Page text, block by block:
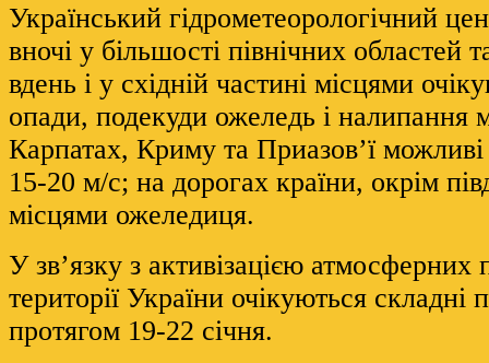
Український гідрометеорологічний
вночі у більшості північних областей
вдень і у східній частині місцями
опади, подекуди ожеледь і налипання
Карпатах, Криму та Приазов’ї
15-20 м/с; на дорогах країни, окрім
місцями ожеледиця.
У зв’язку з активізацією атмосферних
території України очікуються складні
протягом 19-22 січня.